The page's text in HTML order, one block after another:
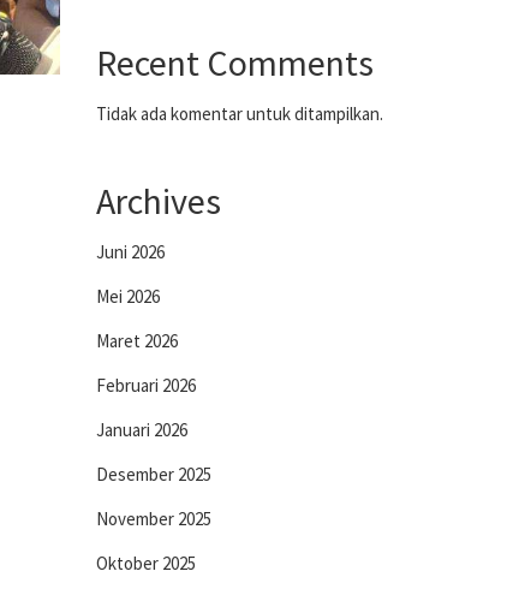
Recent Comments
Tidak ada komentar untuk ditampilkan.
Archives
Juni 2026
Mei 2026
Maret 2026
Februari 2026
Januari 2026
Desember 2025
November 2025
Oktober 2025